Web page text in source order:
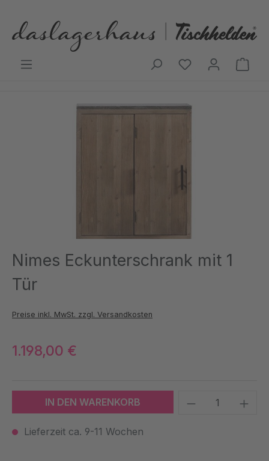
Bildergalerie überspringen
Nimes Eckunterschrank mit 1
Tür
Preise inkl. MwSt. zzgl. Versandkosten
1.198,00 €
IN DEN WARENKORB Produkt
Lieferzeit ca. 9-11 Wochen